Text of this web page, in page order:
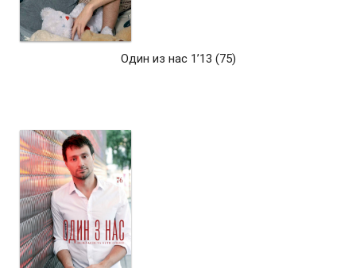
Один из нас 1’13 (75)